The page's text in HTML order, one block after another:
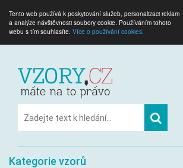
Tento web používá k poskytování služeb, personalizaci reklam
a analýze návštěvnosti soubory cookie. Používáním tohoto
webu s tím souhlasíte. Více o používání cookies.
Kategorie vzorů